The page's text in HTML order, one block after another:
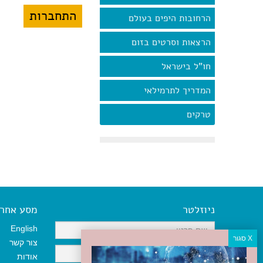
הרחובות היפים בעולם
הרצאות וסרטים בזום
חו"ל בישראל
המדריך לתרמילאי
טרקים
ניוזלטר מסע אחר
English
צור קשר
אודות